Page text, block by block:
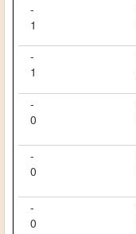
-
1
-
1
-
0
-
0
-
0